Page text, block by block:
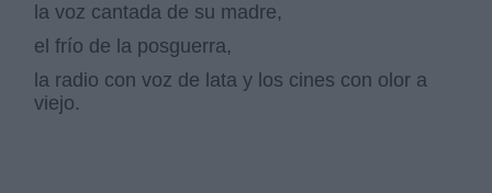
la voz cantada de su madre,
el frío de la posguerra,
la radio con voz de lata y los cines con olor a
viejo.